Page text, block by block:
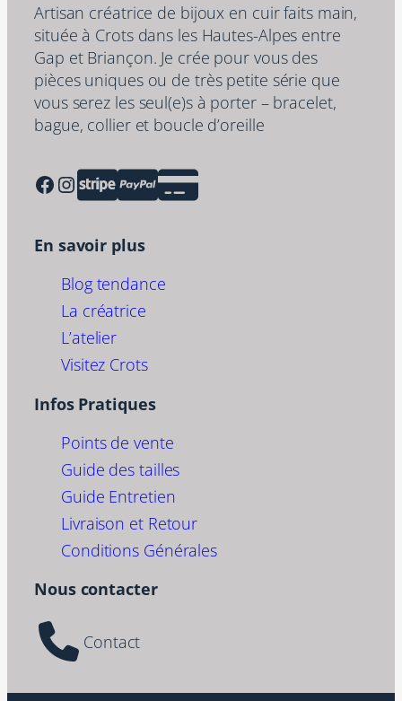
Artisan créatrice de bijoux en cuir faits main,
située à Crots dans les Hautes-Alpes entre
Gap et Briançon. Je crée pour vous des
pièces uniques ou de très petite série que
vous serez les seul(e)s à porter – bracelet,
bague, collier et boucle d’oreille
Facebook Instagram
En savoir plus
Blog tendance
La créatrice
L’atelier
Visitez Crots
Infos Pratiques
Points de vente
Guide des tailles
Guide Entretien
Livraison et Retour
Conditions Générales
Nous contacter
Contact